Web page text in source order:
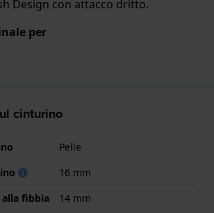
Design con attacco dritto.
per
cinturino
Pelle
16 mm
fibbia
14 mm